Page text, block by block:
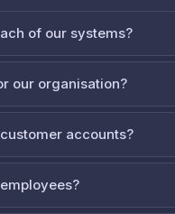
of our systems?
our organisation?
accounts?